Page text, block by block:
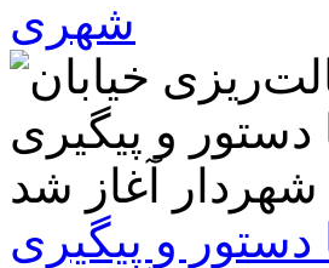
شهری
و پیگیری